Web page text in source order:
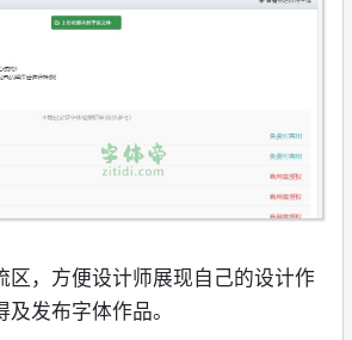
区，方便设计师展现自己的设计作
发布字体作品。